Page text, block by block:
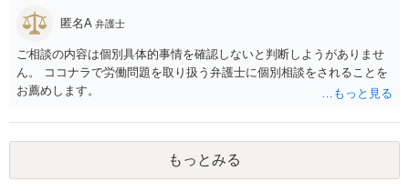
の重大な契約違反がある場合は、実損害の範囲で請求される可能性は
あります。
災での第三者行為傷害（同僚の不注意等による事故）の場合は、当該
第三者の賠償責任も考えられます。 労災で支払われた分は、損害額か
ら控除（損益相殺）されますが、それを超えた部分は、会社もしく
は、第三者から支払ってもらうことになります。 会社等との交渉が必
要になると思います（良い会社でしたら、自ら話してくると思います
の弁護士にご相談ください。 以上、ご参考まで。
匿名A 弁護士
ご相談の内容は個別具体的事情を確認しないと判断しようがありませ
ん。 ココナラで労働問題を取り扱う弁護士に個別相談をされることを
お薦めします。
もっとみる